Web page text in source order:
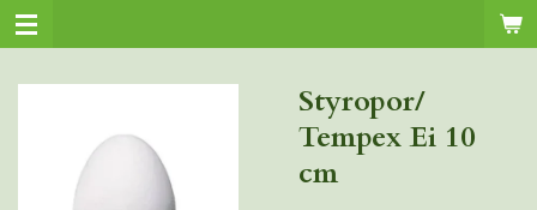
Skip
to
Styropor/
Tempex Ei 10
cm